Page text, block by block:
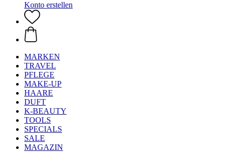
Konto erstellen
MARKEN
TRAVEL
PFLEGE
MAKE-UP
HAARE
DUFT
K-BEAUTY
TOOLS
SPECIALS
SALE
MAGAZIN